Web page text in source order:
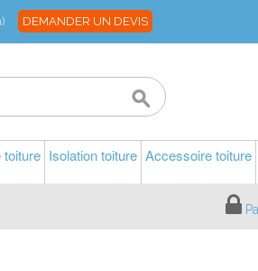
DEMANDER UN DEVIS
toiture Isolation toiture Accessoire toiture